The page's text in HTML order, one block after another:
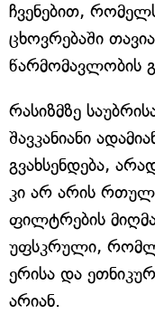
ჩვენებით,
ცხოვრებაში
წარმომავლობის
რასიზმზე
შავკანიანი
გვახსენდება,
კი არ არის რთული
ფილტრების
უფსკრული,
ერისა და
არიან.